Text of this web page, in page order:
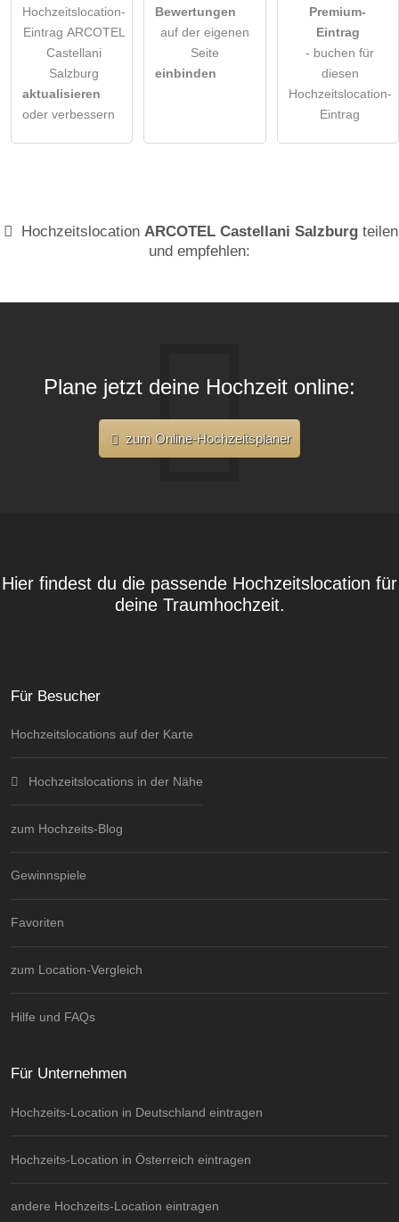
Hochzeitslocation-
Eintrag ARCOTEL
Castellani
Salzburg
aktualisieren
oder verbessern
Bewertungen
auf der eigenen
Seite
einbinden
Premium-
Eintrag
- buchen für
diesen
Hochzeitslocation-
Eintrag
HochzeitslocationARCOTEL Castellani Salzburg teilen
und empfehlen:
Plane jetzt deine Hochzeit online:
zum Online-Hochzeitsplaner
Hier findest du die passende Hochzeitslocation für
deine Traumhochzeit.
Für Besucher
Hochzeitslocations auf der Karte
Hochzeitslocations in der Nähe
zum Hochzeits-Blog
Gewinnspiele
Favoriten
zum Location-Vergleich
Hilfe und FAQs
Für Unternehmen
Hochzeits-Location in Deutschland eintragen
Hochzeits-Location in Österreich eintragen
andere Hochzeits-Location eintragen